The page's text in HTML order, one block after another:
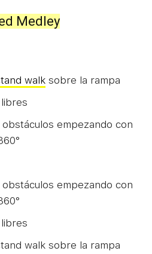
Medley
walk sobre la rampa
libres
empezando con
empezando con
walk sobre la rampa